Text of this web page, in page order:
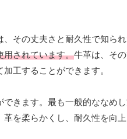
その丈夫さと耐久性で知ら
用されています。牛革は、そ
工することができます。
きます。最も一般的ななめ
を柔らかくし、耐久性を向上